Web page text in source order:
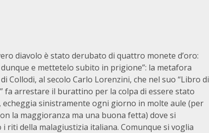
diavolo è stato derubato di quattro monete d’oro:
e mettetelo subito in prigione”: la metafora
Collodi, al secolo Carlo Lorenzini, che nel suo “Libro di
fa arrestare il burattino per la colpa di essere stato
echeggia sinistramente ogni giorno in molte aule (per
la maggioranza ma una buona fetta) dove si
i riti della malagiustizia italiana. Comunque si voglia